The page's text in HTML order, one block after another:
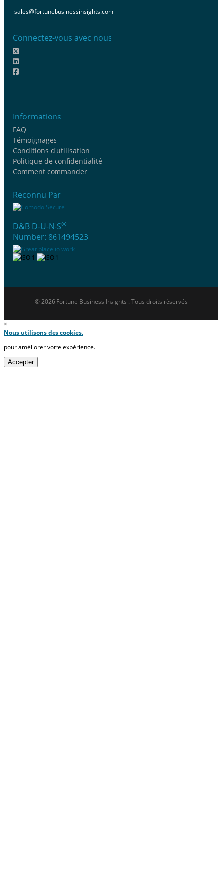
sales@fortunebusinessinsights.com
Connectez-vous avec nous
Informations
FAQ
Témoignages
Conditions d'utilisation
Politique de confidentialité
Comment commander
Reconnu Par
D&B D-U-N-S®
Number: 861494523
© 2026 Fortune Business Insights . Tous droits réservés
×
Nous utilisons des cookies.
pour améliorer votre expérience.
Accepter